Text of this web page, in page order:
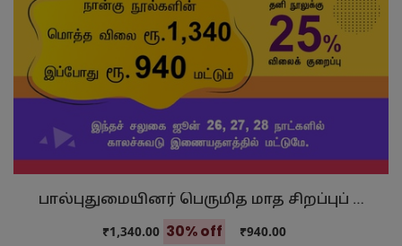
பால்புதுமையினர் பெருமித மாத சிறப்புப் …
₹1,340.00 30% off ₹940.00